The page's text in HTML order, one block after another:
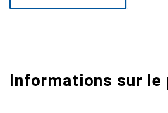
Informations sur le